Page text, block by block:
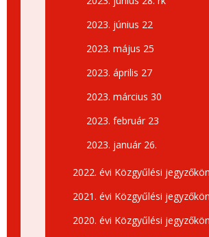
2023. június 22
2023. május 25
2023. április 27
2023. március 30
2023. február 23
2023. január 26.
2022. évi Közgyűlési
2021. évi Közgyűlési
2020. évi Közgyűlési